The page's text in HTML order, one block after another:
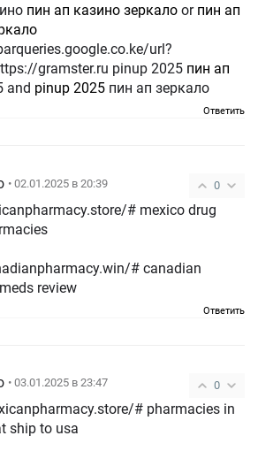
пин ап казино зеркало or пин ап
url?
gramster.ru pinup 2025 пин ап
and pinup 2025 пин ап зеркало
Ответить
0
• 02.01.2025 в 20:39
# mexico drug
# canadian
review
Ответить
0
• 03.01.2025 в 23:47
# pharmacies in
ship to usa